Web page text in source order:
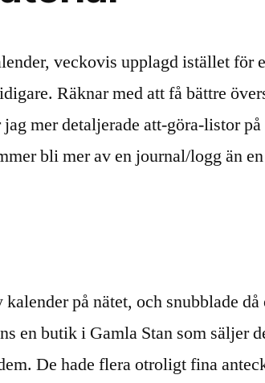
veckovis upplagd istället för
Räknar med att få bättre
mer detaljerade att-göra-listor på
bli mer av en journal/logg än
på nätet, och snubblade
en butik i Gamla Stan som säljer
De hade flera otroligt fina